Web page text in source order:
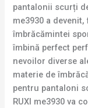
pantalonii scurți
me3930 a
îmbrăcămintei
îmbină perfect
nevoilor diverse
materie de
pentru pantaloni
RUXI me3930 va